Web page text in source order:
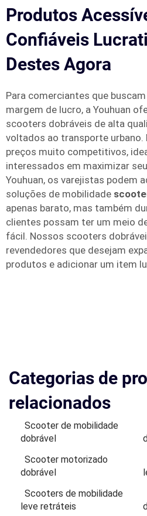
Produtos
Confiáveis
Destes Agora
Para comerciantes que
margem de lucro, a Youhuan
scooters dobráveis de alta
voltados ao transporte
preços muito competitivos,
interessados em maximizar
Youhuan, os varejistas podem
soluções de mobilidade
apenas barato, mas também
clientes possam ter um meio
fácil. Nossos scooters
revendedores que desejam
produtos e adicionar um item
Categorias de
relacionados
Scooter de mobilidade
dobrável
Scooter motorizado
dobrável
Scooters de mobilidade
leve retráteis